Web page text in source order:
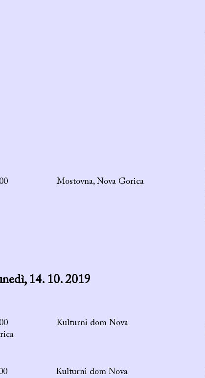
Mostovna, Nova Gorica
14. 10. 2019
Kulturni dom Nova
Kulturni dom Nova